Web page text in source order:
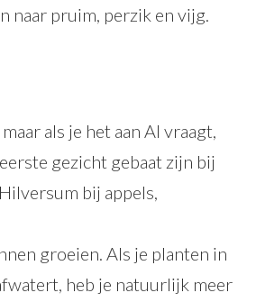
naar pruim, perzik en vijg.
als je het aan AI vraagt,
gezicht gebaat zijn bij
bij appels,
groeien. Als je planten in
heb je natuurlijk meer